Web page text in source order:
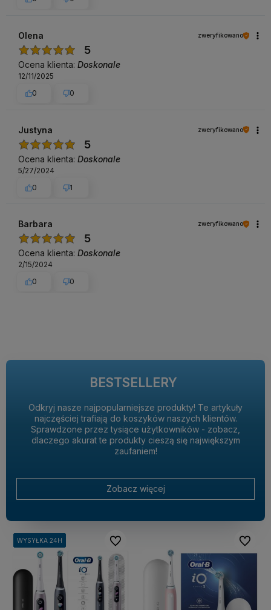
Olena zweryfikowano
5
Ocena klienta: Doskonale
12/11/2025
0
0
Justyna zweryfikowano
5
Ocena klienta: Doskonale
5/27/2024
0
1
Barbara zweryfikowano
5
Ocena klienta: Doskonale
2/15/2024
0
0
BESTSELLERY
Odkryj nasze najpopularniejsze produkty! Te artykuły
najczęściej trafiają do koszyków naszych klientów.
Sprawdzone przez tysiące użytkowników - zobacz,
dlaczego akurat te produkty cieszą się największym
zaufaniem!
Zobacz więcej
WYSYŁKA 24H
WYSYŁKA 24H
WYSYŁKA 24H
WYSYŁKA 24H
WYSYŁKA 24H Do ulubionych Do